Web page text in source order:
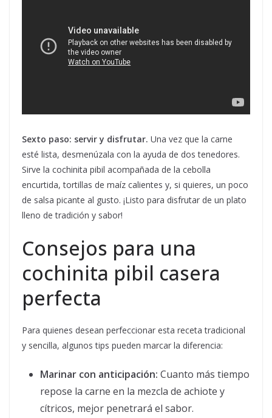
Sexto paso: servir y disfrutar. Una vez que la carne
esté lista, desmenúzala con la ayuda de dos tenedores.
Sirve la cochinita pibil acompañada de la cebolla
encurtida, tortillas de maíz calientes y, si quieres, un poco
de salsa picante al gusto. ¡Listo para disfrutar de un plato
lleno de tradición y sabor!
Consejos para una
cochinita pibil casera
perfecta
Para quienes desean perfeccionar esta receta tradicional
y sencilla, algunos tips pueden marcar la diferencia:
Marinar con anticipación: Cuanto más tiempo
repose la carne en la mezcla de achiote y
cítricos, mejor penetrará el sabor.